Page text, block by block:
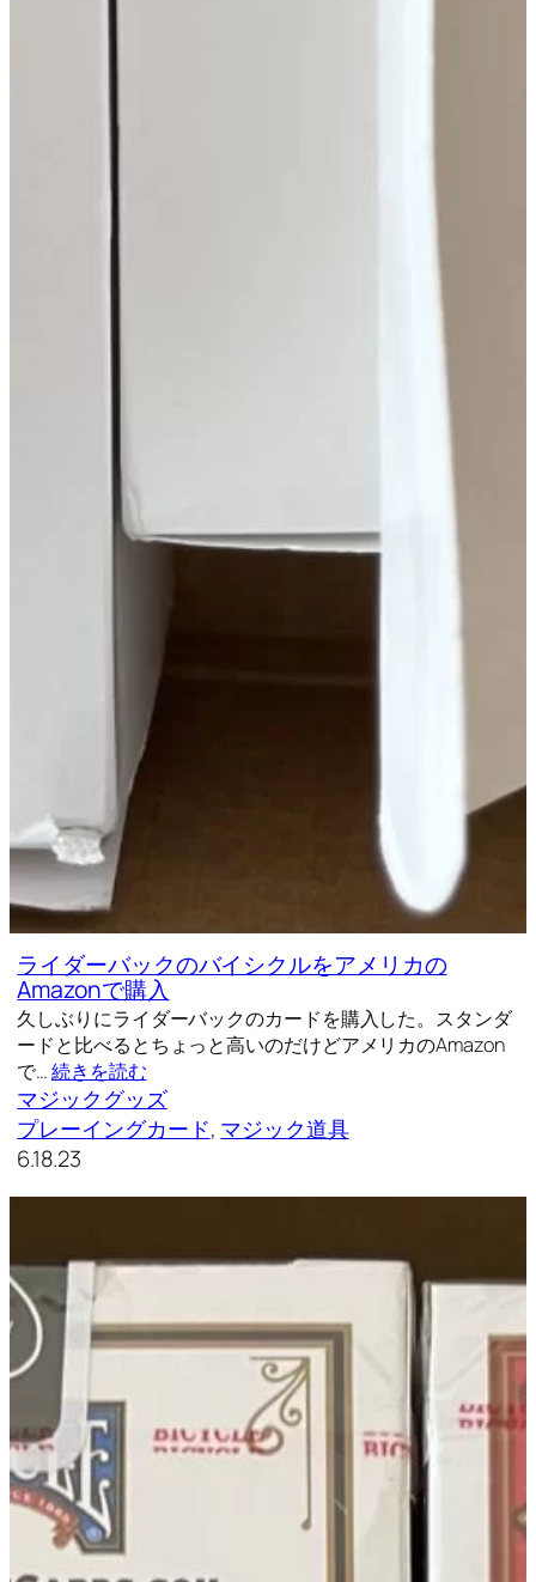
ライダーバックのバイシクルをアメリカの
Amazonで購入
久しぶりにライダーバックのカードを購入した。スタンダ
ードと比べるとちょっと高いのだけどアメリカのAmazon
で…続きを読む
マジックグッズ
プレーイングカード, マジック道具
6.18.23